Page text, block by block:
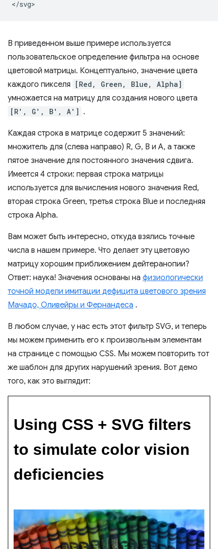
В приведенном выше примере используется
пользовательское определение фильтра на основе
цветовой матрицы. Концептуально, значение цвета
каждого пикселя
[Red, Green, Blue, Alpha]
умножается на матрицу для создания нового цвета
[R′, G′, B′, A′] .
Каждая строка в матрице содержит 5 значений:
множитель для (слева направо) R, G, B и A, а также
пятое значение для постоянного значения сдвига.
Имеется 4 строки: первая строка матрицы
используется для вычисления нового значения Red,
вторая строка Green, третья строка Blue и последняя
строка Alpha.
Вам может быть интересно, откуда взялись точные
числа в нашем примере. Что делает эту цветовую
матрицу хорошим приближением дейтеранопии?
Ответ: наука! Значения основаны на физиологически
точной модели имитации дефицита цветового зрения
Мачадо, Оливейры и Фернандеса .
В любом случае, у нас есть этот фильтр SVG, и теперь
мы можем применить его к произвольным элементам
на странице с помощью CSS. Мы можем повторить тот
же шаблон для других нарушений зрения. Вот демо
того, как это выглядит: